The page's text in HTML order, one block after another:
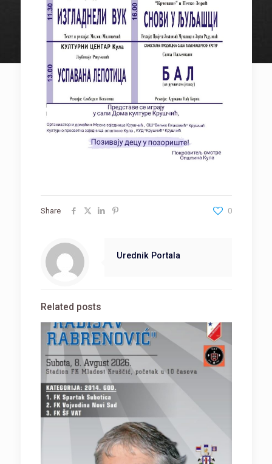
Share 0
Urednik Portala
Related posts